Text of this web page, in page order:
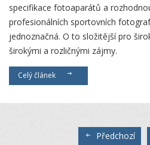
specifikace fotoaparátů a
profesionálních sportovních
jednoznačná. O to složitější pro
širokými a rozličnými zájmy.
Celý článek
Předchozí